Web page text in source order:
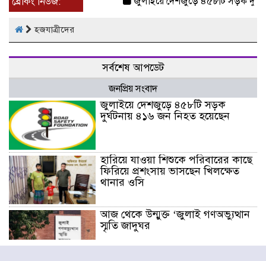
হজযাত্রীদের
সর্বশেষ আপডেট
জনপ্রিয় সংবাদ
জুলাইয়ে দেশজুড়ে ৪৫৮টি সড়ক
দুর্ঘটনায় ৪১৬ জন নিহত হয়েছেন
হারিয়ে যাওয়া শিশুকে পরিবারের কাছে
ফিরিয়ে প্রশংসায় ভাসছেন খিলক্ষেত
থানার ওসি
আজ থেকে উন্মুক্ত ‘জুলাই গণঅভ্যুত্থান
স্মৃতি জাদুঘর